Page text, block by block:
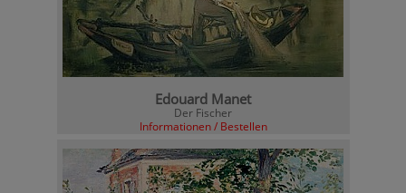
Edouard Manet
Der Fischer
Informationen / Bestellen